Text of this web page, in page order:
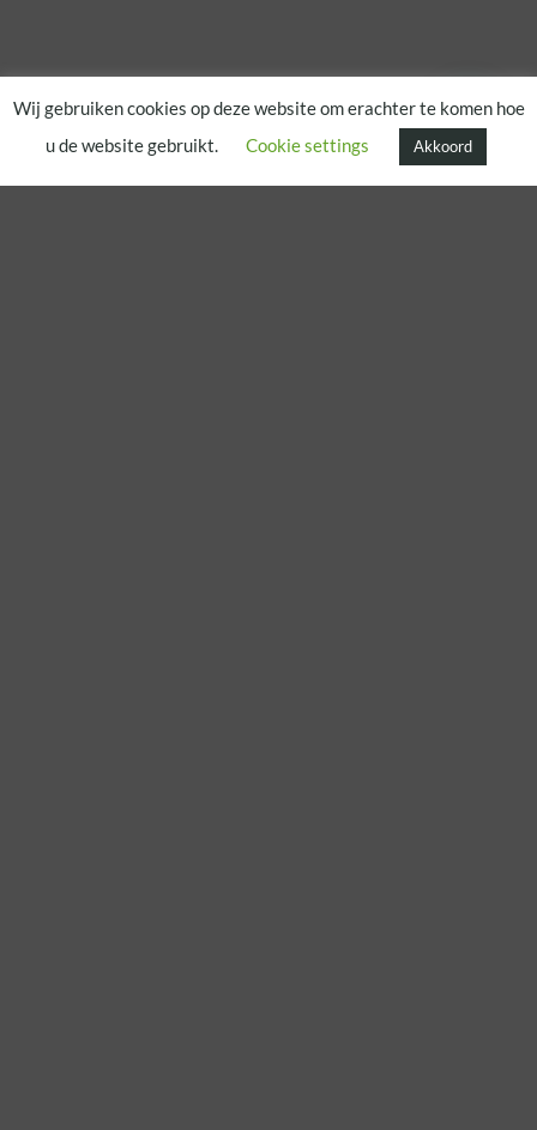
Wij gebruiken cookies op deze website om erachter te komen hoe
u de website gebruikt.
Cookie settings Akkoord